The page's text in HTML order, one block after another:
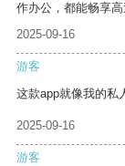
作办公，都能畅享
2025-09-16
游客
这款app就像我的私
2025-09-16
游客